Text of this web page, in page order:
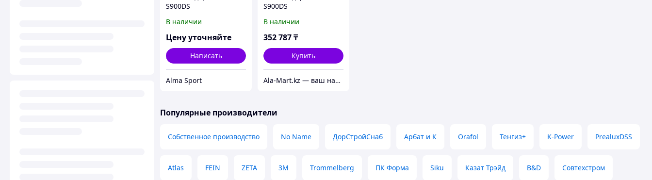
S900DS
В наличии
Цену уточняйте
Написать
Alma Sport
S900DS
В наличии
352 787₸
Купить
Ala-Mart.kz — ваш надежный партнер в мире качественных товаров.
Популярные производители
Собственное производство No Name ДорСтройСнаб Арбат и К Orafol Тенгиз+ K-Power PrealuxDSS
Atlas FEIN ZETA 3М Trommelberg ПК Форма Siku Казат Трэйд B&D Совтехстром